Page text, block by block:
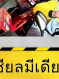
ยลมีเดีย